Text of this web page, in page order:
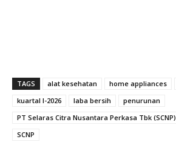
TAGS alat kesehatan home appliances
kuartal I-2026
laba bersih
penurunan
PT Selaras Citra Nusantara Perkasa Tbk (SCNP)
SCNP